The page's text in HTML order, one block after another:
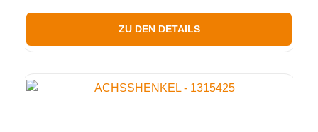
ZU DEN DETAILS